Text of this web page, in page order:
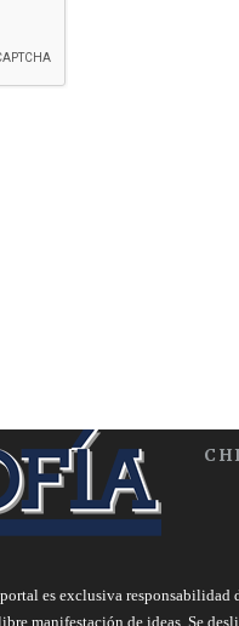
es exclusiva responsabilidad
manifestación de ideas. Se